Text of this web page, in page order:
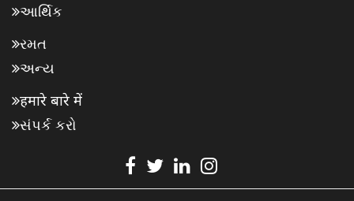
આર્થિક
રમત
અન્ય
हमारे बारे में
સંપર્ક કરો